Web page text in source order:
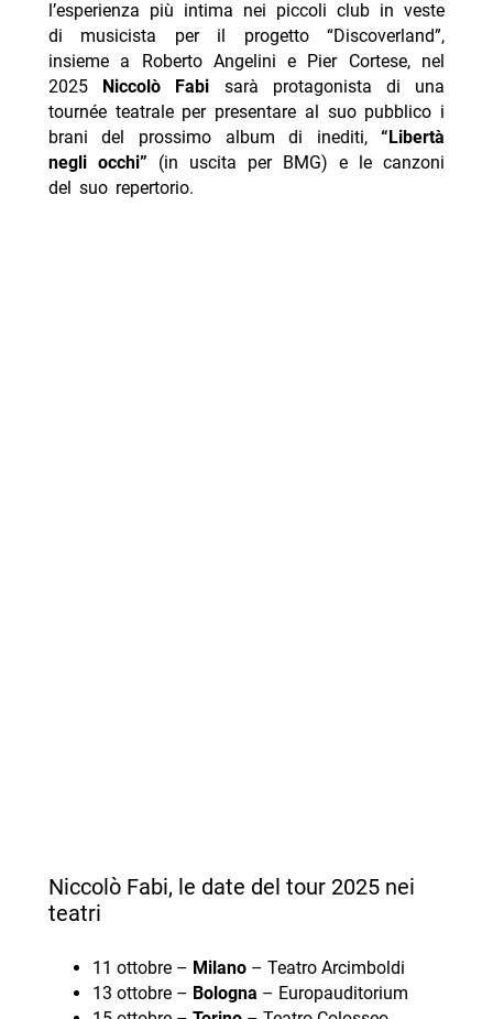
l’esperienza più intima nei piccoli club in veste
di musicista per il progetto “Discoverland”,
insieme a Roberto Angelini e Pier Cortese, nel
2025
Niccolò Fabi sarà protagonista di una
tournée teatrale per presentare al suo pubblico i
brani del prossimo album di inediti,“Libertà
negli occhi” (in uscita per BMG) e le canzoni
del suo repertorio.
Niccolò Fabi, le date del tour 2025 nei
teatri
11 ottobre – Milano– Teatro Arcimboldi
13 ottobre – Bologna – Europauditorium